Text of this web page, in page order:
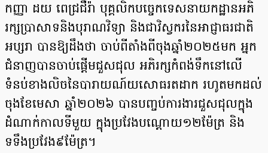
កញ្ញា ដយ ពេជ្រជឺរ៉ា បុគ្គលិកបច្ចេកទេសនាយកដ្ឋានអភិ
រក្សប្រាសាទនិងបុរាណវិទ្យា និងជាវិស្វករនៃអាជ្ញាធរជាតិ
អប្សរា បានឱ្យដឹងថា ចាប់ពីតាំងពីចុងឆ្នាំ២០២៥មក អ្នក
ជំនាញបានចាប់ផ្តើមជួសជុល អភិរក្សកំពង់ទឹកនៅលើ
ទំនប់ខាងលិចនៃបារាយណ៍យសោធរតដាក រហូតមកដល់
ចុងខែមេសា ឆ្នាំ២០២៦ បានបញ្ចប់ការងារជួសជុលក្នុង
ដំណាក់កាលទីមួយ ក្នុងប្រវែងបណ្តោយ១២ម៉ែត្រ និង
ទទឹងប្រវែង៩ម៉ែត្រ។